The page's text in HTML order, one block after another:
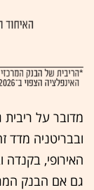
מדובר על
האירופי, בקנדה
גם אם הבנק